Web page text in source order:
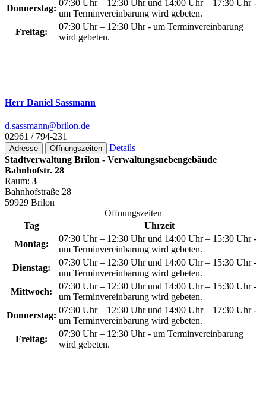
Donnerstag:
07:30 Uhr – 12:30 Uhr und 14:00 Uhr – 17:30 Uhr -
um Terminvereinbarung wird gebeten.
Freitag:
07:30 Uhr – 12:30 Uhr - um Terminvereinbarung
wird gebeten.
Herr Daniel Sassmann
d.sassmann@­brilon.de
02961 / 794-231
Adresse Öffnungszeiten
Details
Stadtverwaltung Brilon - Verwaltungsnebengebäude
Bahnhofstr. 28
Raum: 3
Bahnhofstraße 28
59929 Brilon
Öffnungszeiten
Tag
Uhrzeit
Montag:
07:30 Uhr – 12:30 Uhr und 14:00 Uhr – 15:30 Uhr -
um Terminvereinbarung wird gebeten.
Dienstag:
07:30 Uhr – 12:30 Uhr und 14:00 Uhr – 15:30 Uhr -
um Terminvereinbarung wird gebeten.
Mittwoch:
07:30 Uhr – 12:30 Uhr und 14:00 Uhr – 15:30 Uhr -
um Terminvereinbarung wird gebeten.
Donnerstag:
07:30 Uhr – 12:30 Uhr und 14:00 Uhr – 17:30 Uhr -
um Terminvereinbarung wird gebeten.
Freitag:
07:30 Uhr – 12:30 Uhr - um Terminvereinbarung
wird gebeten.